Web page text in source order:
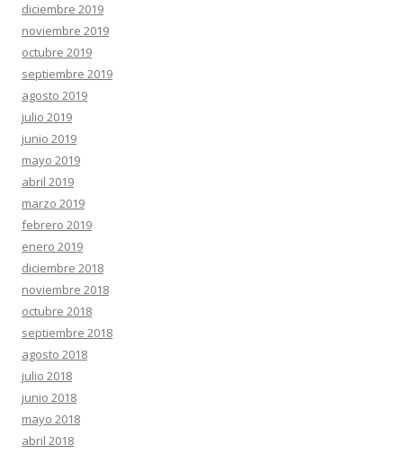
diciembre 2019
noviembre 2019
octubre 2019
septiembre 2019
agosto 2019
julio 2019
junio 2019
mayo 2019
abril 2019
marzo 2019
febrero 2019
enero 2019
diciembre 2018
noviembre 2018
octubre 2018
septiembre 2018
agosto 2018
julio 2018
junio 2018
mayo 2018
abril 2018